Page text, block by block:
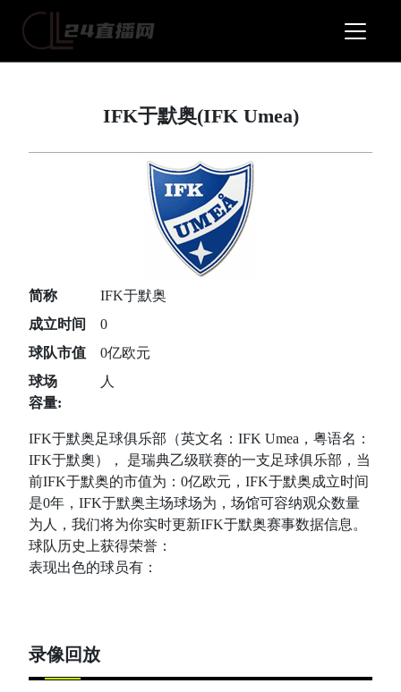
IFK于默奥(IFK Umea)
简称
IFK于默奥
成立时间
0
球队市值
0亿欧元
球场
容量:
人
IFK于默奥足球俱乐部（英文名：IFK Umea，粤语名：
IFK于默奧）， 是瑞典乙级联赛的一支足球俱乐部，当
前IFK于默奥的市值为：0亿欧元，IFK于默奥成立时间
是0年，IFK于默奥主场球场为，场馆可容纳观众数量
为人，我们将为你实时更新IFK于默奥赛事数据信息。
球队历史上获得荣誉：
表现出色的球员有：
录像回放